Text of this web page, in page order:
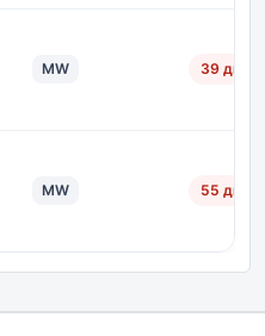
MW 39 дн.
MW 55 дн.